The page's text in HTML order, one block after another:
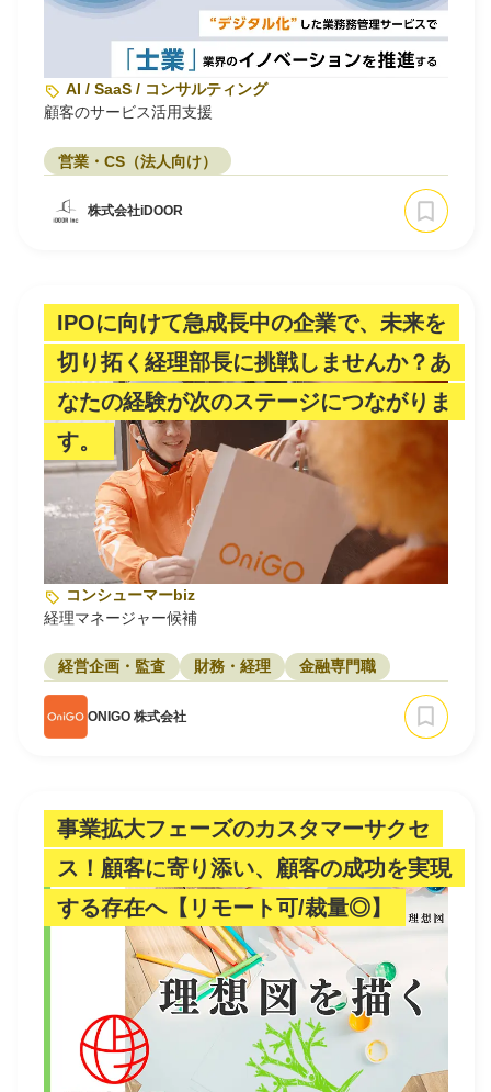
AI / SaaS / コンサルティング
顧客のサービス活用支援
営業・CS（法人向け）
株式会社iDOOR
IPOに向けて急成長中の企業で、未来を
切り拓く経理部長に挑戦しませんか？あ
なたの経験が次のステージにつながりま
す。
コンシューマーbiz
経理マネージャー候補
経営企画・監査 財務・経理 金融専門職
ONIGO 株式会社
事業拡大フェーズのカスタマーサクセ
ス！顧客に寄り添い、顧客の成功を実現
する存在へ【リモート可/裁量◎】